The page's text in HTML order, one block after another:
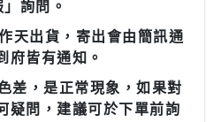
詢問。
天出貨，寄出會由簡訊通
府皆有通知。
差，是正常現象，如果對
疑問，建議可於下單前詢